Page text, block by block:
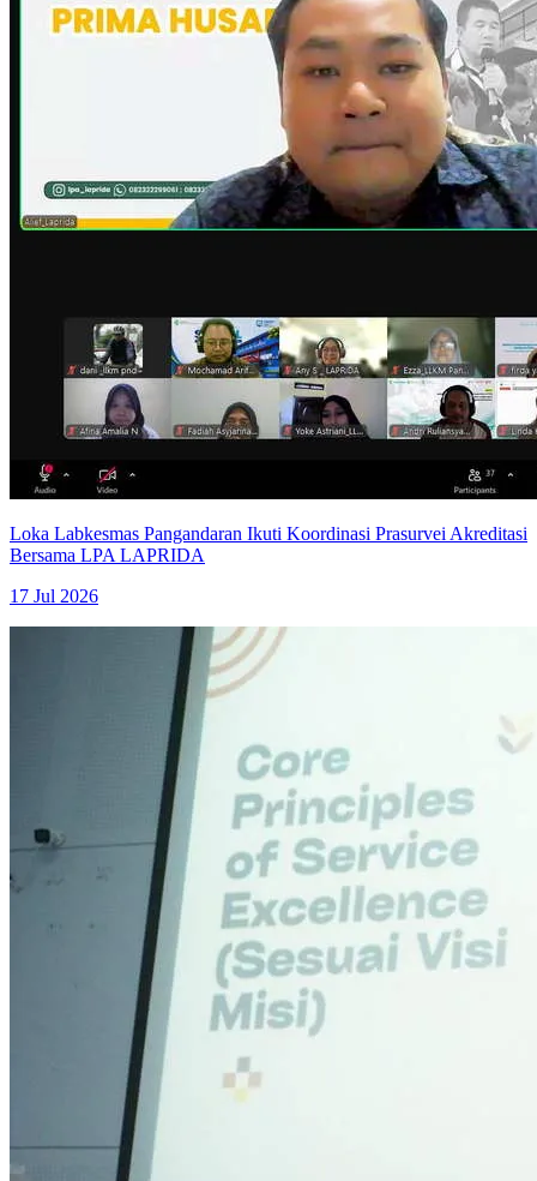
Loka Labkesmas Pangandaran Ikuti Koordinasi Prasurvei Akreditasi
Bersama LPA LAPRIDA
17 Jul 2026